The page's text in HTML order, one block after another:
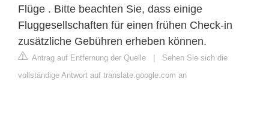
Flüge . Bitte beachten Sie, dass einige
Fluggesellschaften für einen frühen Check-in
zusätzliche Gebühren erheben können.
Antrag auf Entfernung der Quelle
Sehen Sie sich die
vollständige Antwort auf translate.google.com an